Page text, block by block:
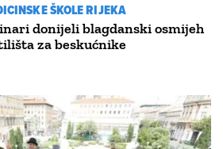
ŠKOLE RIJEKA
donijeli blagdanski osmijeh
za beskućnike